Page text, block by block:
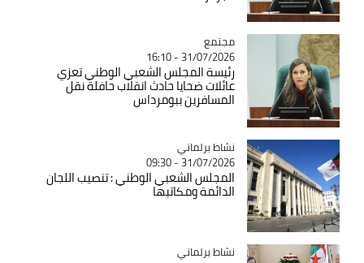
Catégorie
مجتمع
31/07/2026 - 16:10
رئيسة المجلس الشعبي الوطني تعزي
عائلات ضحايا حادث انقلاب حافلة نقل
المسافرين ببومرداس
Catégorie
نشاط برلماني
31/07/2026 - 09:30
المجلس الشعبي الوطني : تنصيب اللجان
الدائمة ومكاتبها
Catégorie
نشاط برلماني